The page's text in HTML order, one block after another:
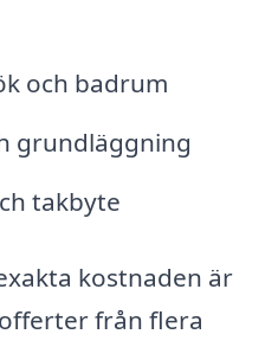
och badrum
grundläggning
takbyte
kostnaden är
från flera